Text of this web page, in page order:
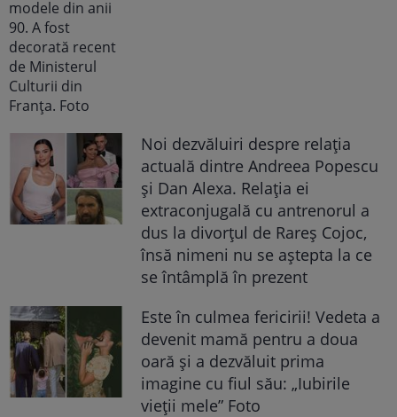
Noi dezvăluiri despre relația
actuală dintre Andreea Popescu
și Dan Alexa. Relația ei
extraconjugală cu antrenorul a
dus la divorțul de Rareș Cojoc,
însă nimeni nu se aștepta la ce
se întâmplă în prezent
Este în culmea fericirii! Vedeta a
devenit mamă pentru a doua
oară și a dezvăluit prima
imagine cu fiul său: „Iubirile
vieții mele” Foto